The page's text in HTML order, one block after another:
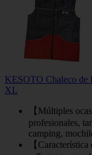
KESOTO Chaleco de
XL
【Múltiples
profesionales,
camping,
【